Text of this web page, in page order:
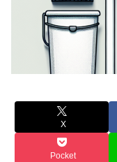
X
Pocket